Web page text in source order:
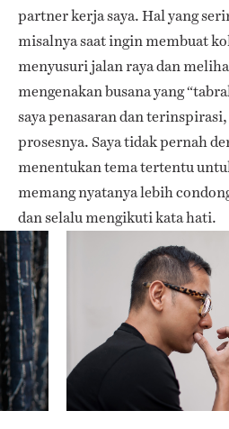
partner kerja saya. Hal yang
misalnya saat ingin membuat
menyusuri jalan raya dan
mengenakan busana yang
saya penasaran dan
prosesnya. Saya tidak pernah
menentukan tema tertentu
memang nyatanya lebih
dan selalu mengikuti kata hati.